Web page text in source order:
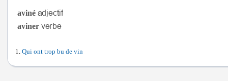
aviné
aviner
Qui ont trop bu de vin